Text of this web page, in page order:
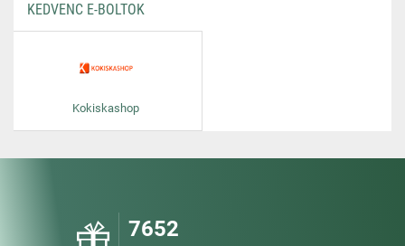
KEDVENC E-BOLTOK
Kokiskashop
7652